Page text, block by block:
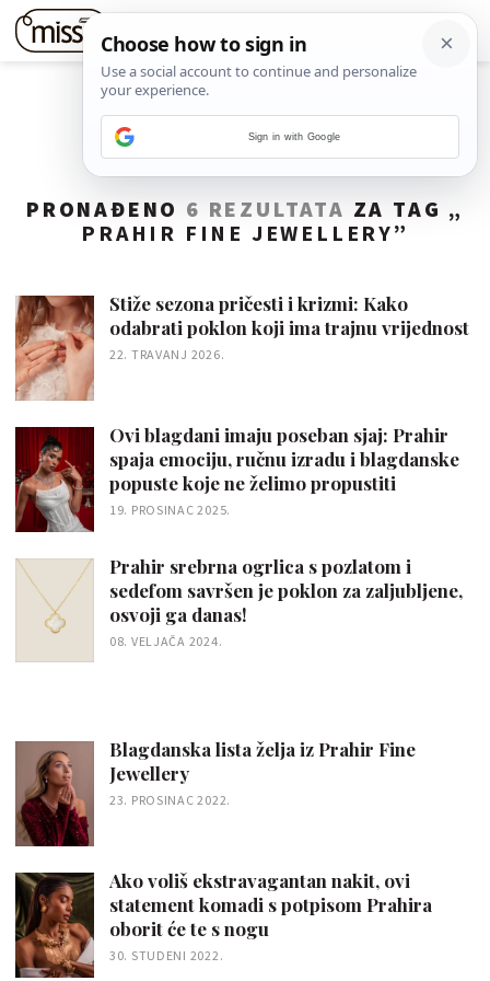
PRONAĐENO 6 REZULTATA ZA TAG „
PRAHIR FINE JEWELLERY”
Stiže sezona pričesti i krizmi: Kako
odabrati poklon koji ima trajnu vrijednost
22. TRAVANJ 2026.
Ovi blagdani imaju poseban sjaj: Prahir
spaja emociju, ručnu izradu i blagdanske
popuste koje ne želimo propustiti
19. PROSINAC 2025.
Prahir srebrna ogrlica s pozlatom i
sedefom savršen je poklon za zaljubljene,
osvoji ga danas!
08. VELJAČA 2024.
Blagdanska lista želja iz Prahir Fine
Jewellery
23. PROSINAC 2022.
Ako voliš ekstravagantan nakit, ovi
statement komadi s potpisom Prahira
oborit će te s nogu
30. STUDENI 2022.
Sign in with Google